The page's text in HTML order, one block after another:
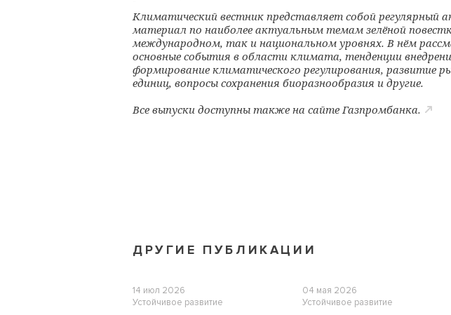
Климатический вестник представляет собой регулярный
материал по наиболее актуальным темам зелёной
международном, так и национальном уровнях. В нём
основные события в области климата, тенденции
формирование климатического регулирования, развитие
единиц, вопросы сохранения биоразнообразия и другие.
Все выпуски доступны также на сайте Газпромбанка.
ДРУГИЕ ПУБЛИКАЦИИ
14 июл 2026
Устойчивое развитие
04 мая 2026
Устойчивое развитие